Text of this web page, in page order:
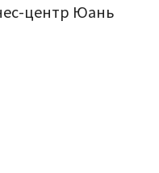
центр Юань